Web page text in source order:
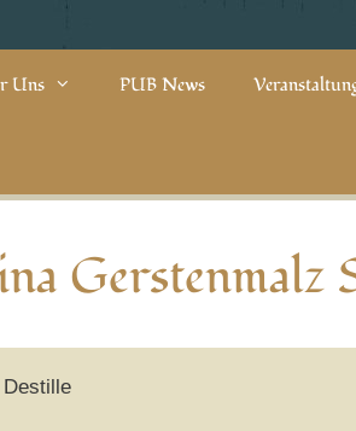
Uns PUB News
Gerstenmalz